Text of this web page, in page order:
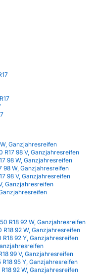
Ganzjahresreifen
98 V, Ganzjahresreifen
98 W, Ganzjahresreifen
98 W, Ganzjahresreifen
98 V, Ganzjahresreifen
Ganzjahresreifen
R18 92 W, Ganzjahresreifen
92 W, Ganzjahresreifen
92 Y, Ganzjahresreifen
99 V, Ganzjahresreifen
95 Y, Ganzjahresreifen
92 W, Ganzjahresreifen